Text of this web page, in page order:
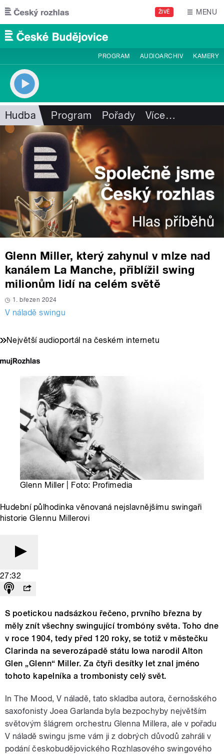
Přejít k hlavnímu obsahu
ŽIVĚ MENU
PROGRAM AUDIOARCHIV KAMERY
Hudba Program Pořady Více…
Glenn Miller, který zahynul v mlze nad
kanálem La Manche, přiblížil swing
milionům lidí na celém světě
1. březen 2024
V náladě swingu
Největší audioportál na českém internetu
Glenn Miller | Foto: Profimedia
Hudební půlhodinka věnovaná nejslavnějšímu swingaři
historie Glennu Millerovi
27:32
S poetickou nadsázkou řečeno, prvního března by
měly znít všechny swingující trombóny světa. Toho dne
v roce 1904, tedy před 120 roky, se totiž v městečku
Clarinda na severozápadě státu Iowa narodil Alton
Glen „Glenn“ Miller. Za čtyři desítky let znal jméno
tohoto kapelníka a trombonisty celý svět.
In The Mood, V náladě, tato skladba autora, černošského
saxofonisty Joea Garlanda byla bezpochyby největším
světovým šlágrem orchestru Glenna Millera, ale v pořadu
V náladě swingu jsme vám ji z dobrých důvodů zahráli v
podání českobudějovického Rozhlasového swingového